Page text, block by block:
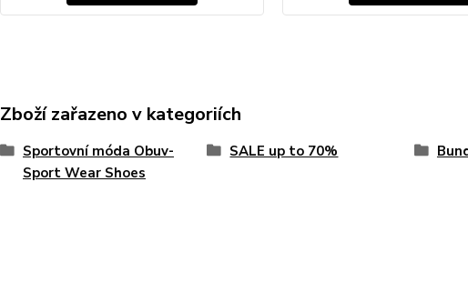
Zboží zařazeno v kategoriích
Sportovní móda Obuv-
Sport Wear Shoes
SALE up to 70%